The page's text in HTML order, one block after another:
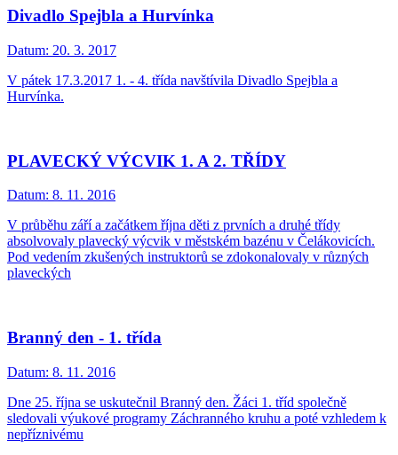
Divadlo Spejbla a Hurvínka
Datum: 20. 3. 2017
V pátek 17.3.2017 1. - 4. třída navštívila Divadlo Spejbla a
Hurvínka.
PLAVECKÝ VÝCVIK 1. A 2. TŘÍDY
Datum: 8. 11. 2016
V průběhu září a začátkem října děti z prvních a druhé třídy
absolvovaly plavecký výcvik v městském bazénu v Čelákovicích.
Pod vedením zkušených instruktorů se zdokonalovaly v různých
plaveckých
Branný den - 1. třída
Datum: 8. 11. 2016
Dne 25. října se uskutečnil Branný den. Žáci 1. tříd společně
sledovali výukové programy Záchranného kruhu a poté vzhledem k
nepříznivému